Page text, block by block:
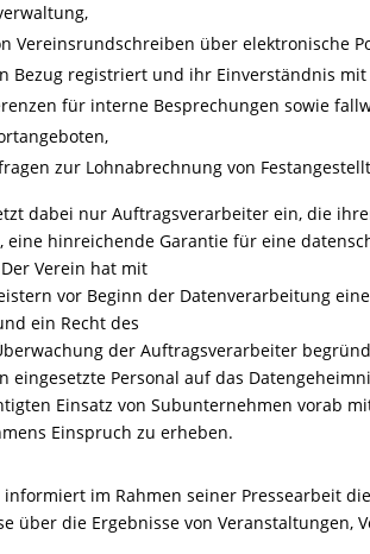
Vereinsrundschreiben über elektronische
Bezug registriert und ihr Einverständnis
für interne Besprechungen sowie
zur Lohnabrechnung von
dabei nur Auftragsverarbeiter ein, die
eine hinreichende Garantie für eine
Verein hat mit
vor Beginn der Datenverarbeitung
ein Recht des
der Auftragsverarbeiter
eingesetzte Personal auf das
Einsatz von Subunternehmen vorab
Einspruch zu erheben.
informiert im Rahmen seiner Pressearbeit
über die Ergebnisse von